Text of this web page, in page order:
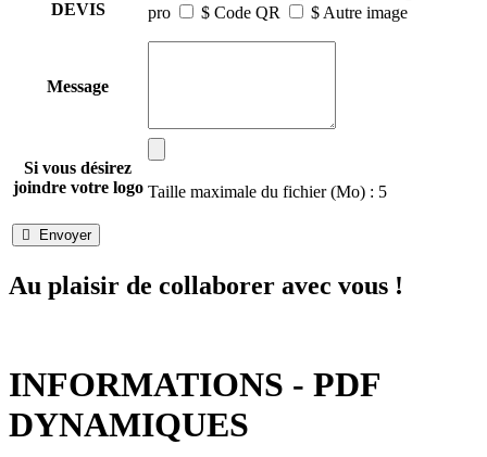
DEVIS
pro
$ Code QR $ Autre image
Message
Si vous désirez
joindre votre logo Taille maximale du fichier (Mo) : 5
 Envoyer
Au plaisir de collaborer avec vous !
INFORMATIONS - PDF
DYNAMIQUES